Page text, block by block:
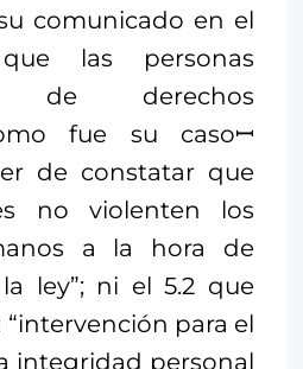
comunicado en el
las personas
de derechos
fue su casoꟷ
de constatar que
no violenten los
a la hora de
ley”; ni el 5.2 que
para el
integridad personal